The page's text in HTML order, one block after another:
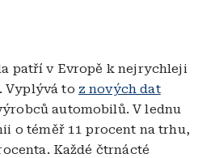
patří v Evropě k nejrychleji
Vyplývá to z nových dat
automobilů. V lednu
o téměř 11 procent na trhu,
Každé čtrnácté